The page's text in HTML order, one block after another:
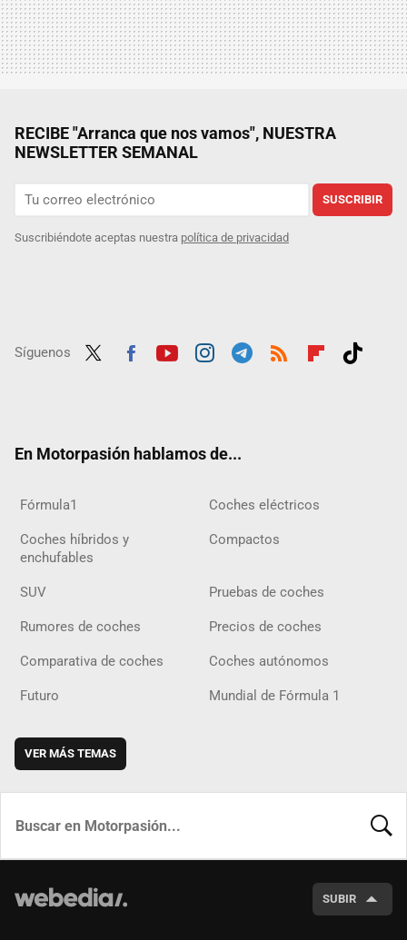
RECIBE "Arranca que nos vamos", NUESTRA
NEWSLETTER SEMANAL
SUSCRIBIR
Suscribiéndote aceptas nuestra política de privacidad
Síguenos
En Motorpasión hablamos de...
Fórmula1 Coches eléctricos
Coches híbridos y
enchufables
Compactos
SUV Pruebas de coches
Rumores de coches Precios de coches
Comparativa de coches Coches autónomos
Futuro Mundial de Fórmula 1
VER MÁS TEMAS
SUBIR